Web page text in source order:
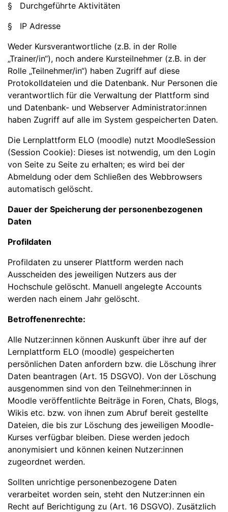
§ Durchgeführte Aktivitäten
§ IP Adresse
Weder Kursverantwortliche (z.B. in der Rolle
„Trainer/in“), noch andere Kursteilnehmer (z.B. in der
Rolle „Teilnehmer/in“) haben Zugriff auf diese
Protokolldateien und die Datenbank. Nur Personen die
verantwortlich für die Verwaltung der Plattform sind
und Datenbank- und Webserver Administrator:innen
haben Zugriff auf alle im System gespeicherten Daten.
Die Lernplattform ELO (moodle) nutzt MoodleSession
(Session Cookie): Dieses ist notwendig, um den Login
von Seite zu Seite zu erhalten; es wird bei der
Abmeldung oder dem Schließen des Webbrowsers
automatisch gelöscht.
Dauer der Speicherung der personenbezogenen
Daten
Profildaten
Profildaten zu unserer Plattform werden nach
Ausscheiden des jeweiligen Nutzers aus der
Hochschule gelöscht. Manuell angelegte Accounts
werden nach einem Jahr gelöscht.
Betroffenenrechte:
Alle Nutzer:innen können Auskunft über ihre auf der
Lernplattform ELO (moodle) gespeicherten
persönlichen Daten anfordern bzw. die Löschung ihrer
Daten beantragen (Art. 15 DSGVO). Von der Löschung
ausgenommen sind von den Teilnehmer:innen in
Moodle veröffentlichte Beiträge in Foren, Chats, Blogs,
Wikis etc. bzw. von ihnen zum Abruf bereit gestellte
Dateien, die bis zur Löschung des jeweiligen Moodle-
Kurses verfügbar bleiben. Diese werden jedoch
anonymisiert und können keinen Nutzer:innen
zugeordnet werden.
Sollten unrichtige personenbezogene Daten
verarbeitet worden sein, steht den Nutzer:innen ein
Recht auf Berichtigung zu (Art. 16 DSGVO). Zusätzlich